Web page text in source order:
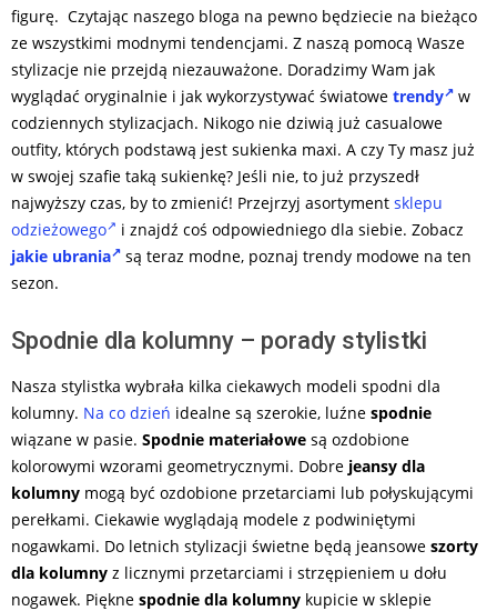
figurę. Czytając naszego bloga na pewno będziecie na bieżąco
ze wszystkimi modnymi tendencjami. Z naszą pomocą Wasze
stylizacje nie przejdą niezauważone. Doradzimy Wam jak
wyglądać oryginalnie i jak wykorzystywać światowe trendy
w
codziennych stylizacjach. Nikogo nie dziwią już casualowe
outfity, których podstawą jest sukienka maxi. A czy Ty masz już
w swojej szafie taką sukienkę? Jeśli nie, to już przyszedł
najwyższy czas, by to zmienić! Przejrzyj asortyment sklepu
odzieżowego
i znajdź coś odpowiedniego dla siebie. Zobacz
jakie ubrania
są teraz modne, poznaj trendy modowe na ten
sezon.
Spodnie dla kolumny – porady stylistki
Nasza stylistka wybrała kilka ciekawych modeli spodni dla
kolumny. Na co dzień idealne są szerokie, luźne spodnie
wiązane w pasie. Spodnie materiałowe są ozdobione
kolorowymi wzorami geometrycznymi. Dobre jeansy dla
kolumny mogą być ozdobione przetarciami lub połyskującymi
perełkami. Ciekawie wyglądają modele z podwiniętymi
nogawkami. Do letnich stylizacji świetne będą jeansowe szorty
dla kolumny z licznymi przetarciami i strzępieniem u dołu
nogawek. Piękne spodnie dla kolumny kupicie w sklepie